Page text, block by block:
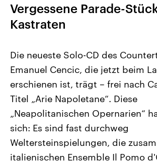
Landtagswahl Sachsen-Anhalt
2026
Alle Informationen
Sachsen-Anhalt wählt am 6.
September 2026 einen neuen
Landtag. Seit 2021 wird das
Bundesland von einer Koalition aus
Umfragen, Prognosen,
Wahlprogramme, aktuelle Berichte
USA
den
Sendungen Programm
Vergessene Parade-
Kastraten
Die neueste Solo-CD des
Emanuel Cencic, die jetzt beim
erschienen ist, trägt – frei nach
Titel „Arie Napoletane“. Diese
„Neapolitanischen Opernarien“
sich: Es sind fast durchweg
Weltersteinspielungen, die
italienischen Ensemble Il Pomo